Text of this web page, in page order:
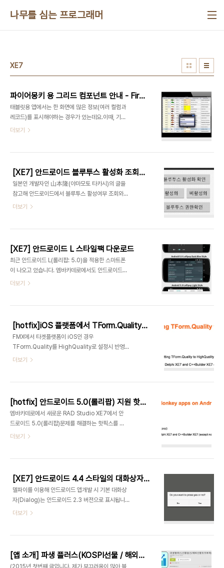
나무를 심는 프로그래머
XE7
파이어몽키 용 그리드 컴포넌트 안내 - FirePower
태블릿용 앱에서는 한 화면에 많은 정보(여러 컬럼과
레코드)를 표시해야하는 경우가 있는데요.이때, 기본
컴포넌트를 이용한다면 리스트뷰에 컬럼을 추가해
컴포넌트인 FirePower 컴포넌트를 소개합니다. 제
가 트라이얼로 돌려본 주요 기능은 아래와 같습니다.
기본 그리드 컴포넌트(TGrid, TStringGrid) 대비
스크롤 속도가 상당히 빠릅니다.(이 부분은 기본 컴
포넌트의 성능도 꾸준히 개선되고 있습니다.)다양한
수 있습니다.셀에 버튼, 이미지 등 속성을 지정할 수
더보기
[XE7] 안드로이드 블루투스 활성화 조회와 설정하기
일본인 개발자인 山本隆(야마모토 타카시)의 글을
참고해 안드로이드에서 블루투스 활성여부 조회와
설정하는 내용을 공유합니다.블루투스 활성여부 조
begin Adapter :=
TJBluetoothAdapter.JavaClass.getDefaultAdapter;
if Adapter.isEnabled then
ShowMessage('Bluetooth가 활성화 되어있습
니다.') else ShowMessage('Bluetooth가 활성
uses Androidapi.J..
더보기
[XE7] 안드로이드 L 스타일팩 다운로드
최근 안드로이드 L(롤리팝: 5.0)을 적용한 스마트폰
이 나오고 있습니다. 엠바카데로에서도 안드로이드
5.0 지원을 위해 핫픽스를 배포하고 안드로이드 L에
안드로이드 L 스타일팩 활용안드로이드 5.0(롤리
팝) 지원 핫픽스
더보기
[hotfix]iOS 플랫폼에서 TForm.Quality를 HighQuality 설정이 적용되지 않는 문제에 대한 패치
FMX에서 타겟플랫폼이 iOS인 경우
TForm.Quality를 HighQuality로 설정시 반영되
지 않는 버그에 대한 패치를 배포합니다. 다운로드 :
FMX.Platform.iOS.pas 파일을 소스경로
(C:\Program Files
(x86)\Embarcadero\Studio\15.0\source\fmx)
에 복사합니다.
더보기
[hotfix] 안드로이드 5.0(롤리팝) 지원 핫픽스
엠바카데로에서 새로운 RAD Studio XE7에서 안
드로이드 5.0(롤리팝)문제를 해결하는 핫픽스를 내
놓았습니다. 그간, 안드로이드에서는 앱을 구동 시키
안드로이드 5.0에서는 ART가 기본 구동 방식으로
채택되었습니다.(안드로이드 4.4에서는 개발자 옵
션으로 ART 적용) 엠바카데로에서는 발빠르게 이에
대응(롤리팝 사용자 0.1 %)했고, 아래 핫픽스를 통
해 안드로이드 5.0을 (베타)지원합니다.
더보기
[XE7] 안드로이드 4.4 스타일의 대화상자 사용하기
델파이를 이용해 안드로이드 앱개발 시 기본 대화상
자(Dialog)는 안드로이드 2.3 버전으로 표시됩니
다.이 이슈는 엠바카데로 커뮤니티 3.0 사이트에 등
FMX.Helper.Android.pas 유닛의
GetNativeTheme 함수를 수정해 해결할 수 있습
더보기
[앱 소개] 파생 플러스(KOSPI선물 / 해외선물 모의투자 HTS 시스템) - Delphi XE7/안드로이드
(2015년 첫번째 글입니다. 제가 부끄러움이 많아 블